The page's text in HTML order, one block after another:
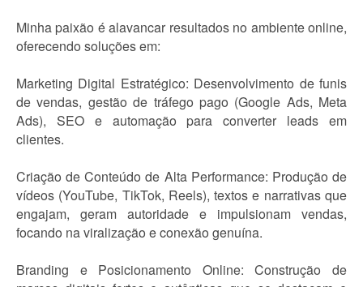
Minha paixão é alavancar resultados no ambiente online,
oferecendo soluções em:
Marketing Digital Estratégico: Desenvolvimento de funis
de vendas, gestão de tráfego pago (Google Ads, Meta
Ads), SEO e automação para converter leads em
clientes.
Criação de Conteúdo de Alta Performance: Produção de
vídeos (YouTube, TikTok, Reels), textos e narrativas que
engajam, geram autoridade e impulsionam vendas,
focando na viralização e conexão genuína.
Branding e Posicionamento Online: Construção de